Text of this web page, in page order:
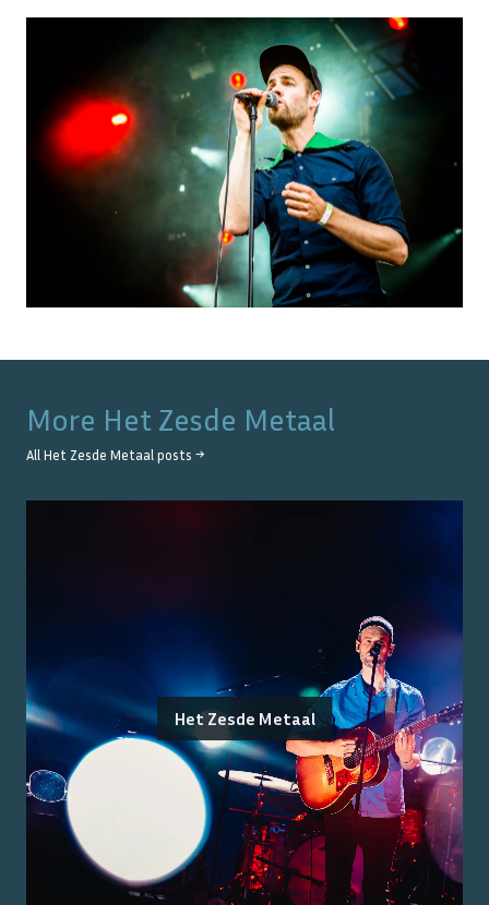
More Het Zesde Metaal
All Het Zesde Metaal posts →
Het Zesde Metaal